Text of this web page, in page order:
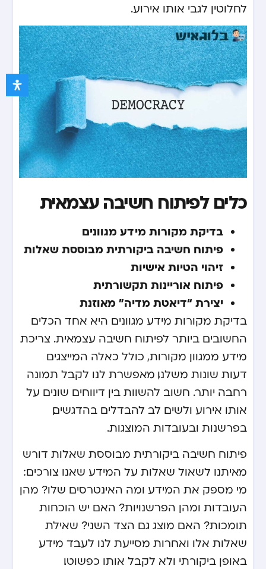
לחלוטין לגבי אותו אירוע.
כלים לפיתוח חשיבה עצמאית
בדיקת מקורות מידע מגוונים
פיתוח חשיבה ביקורתית מבוססת שאלות
זיהוי הטיות אישיות
פיתוח אוריינות תקשורתית
יצירת “דיאטת מדיה” מאוזנת
בדיקת מקורות מידע מגוונים היא אחד הכלים
החשובים ביותר לפיתוח חשיבה עצמאית. צריכת
מידע ממגוון מקורות, כולל כאלה המייצגים
דעות שונות משלנו, מאפשרת לנו לקבל תמונה
רחבה יותר. חשוב להשוות בין דיווחים שונים על
אותו אירוע ולשים לב להבדלים בהדגשים,
בפרשנות ובעובדות המוצגות.
פיתוח חשיבה ביקורתית מבוססת שאלות דורש
מאיתנו לשאול שאלות על המידע שאנו צורכים:
מי מספק את המידע ומה האינטרסים שלו? מהן
העובדות ומהן הפרשנויות? האם יש הוכחות
תומכות? האם מוצג גם הצד השני? שאילת
שאלות אלו ואחרות מסייעת לנו לעבד מידע
באופן ביקורתי ולא לקבל אותו כפשוטו.